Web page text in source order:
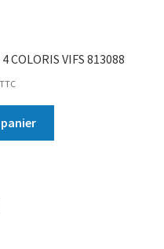
COLORIS VIFS 813088
TTC